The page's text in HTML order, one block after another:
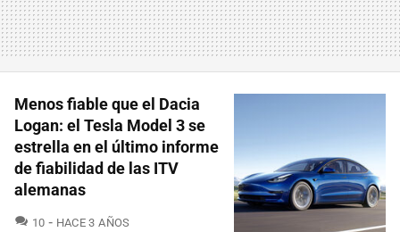
Menos fiable que el Dacia
Logan: el Tesla Model 3 se
estrella en el último informe
de fiabilidad de las ITV
alemanas
10 COMENTARIOS
HACE 3 AÑOS